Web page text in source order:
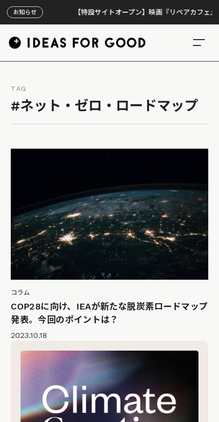
お知らせ 【特設サイトオープン】映画『リペアカフェ』、上
TAG
#ネット・ゼロ・ロードマップ
コラム
COP28に向け、IEAが新たな脱炭素ロードマップ
発表。今回のポイントは？
2023.10.18